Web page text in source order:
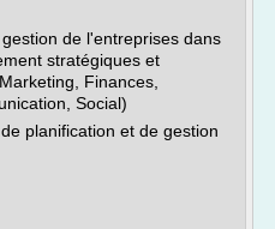
de l'entreprises dans
stratégiques et
Finances,
Social)
planification et de gestion